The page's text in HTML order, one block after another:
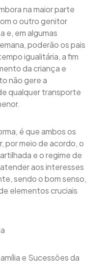
na maior parte
o outro genitor
e, em algumas
poderão os pais
igualitária, a fim
da criança e
não gere a
qualquer transporte
é que ambos os
por meio de acordo, o
e o regime de
aos interesses
sendo o bom senso,
elementos cruciais
e Sucessões da